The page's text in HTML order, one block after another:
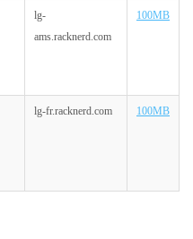
lg-
ams.racknerd.com
100MB
lg-fr.racknerd.com 100MB